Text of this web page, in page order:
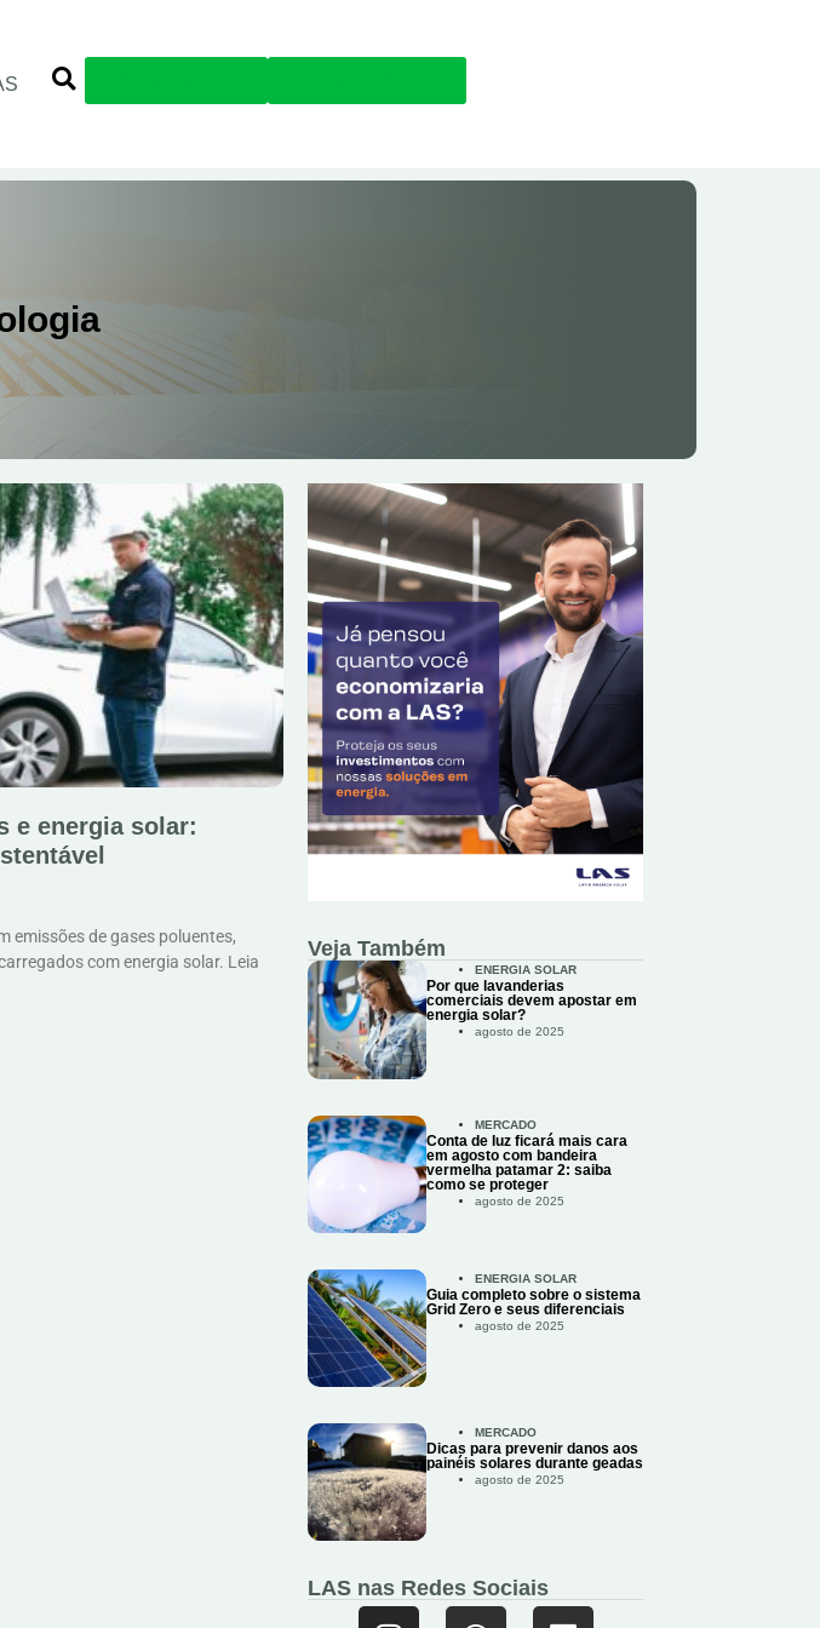
e energia solar:
emissões de gases poluentes,
com energia solar. Leia
Veja Também
ENERGIA SOLAR
Por que lavanderias
comerciais devem apostar em
energia solar?
agosto de 2025
MERCADO
Conta de luz ficará mais cara
em agosto com bandeira
vermelha patamar 2: saiba
como se proteger
agosto de 2025
ENERGIA SOLAR
Guia completo sobre o sistema
Grid Zero e seus diferenciais
agosto de 2025
MERCADO
Dicas para prevenir danos aos
painéis solares durante geadas
agosto de 2025
LAS nas Redes Sociais